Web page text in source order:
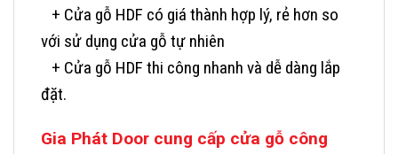
+ Cửa gỗ HDF có giá thành hợp lý, rẻ hơn so
với sử dụng cửa gỗ tự nhiên
+ Cửa gỗ HDF thi công nhanh và dễ dàng lắp
đặt.
Gia Phát Door cung cấp cửa gỗ công